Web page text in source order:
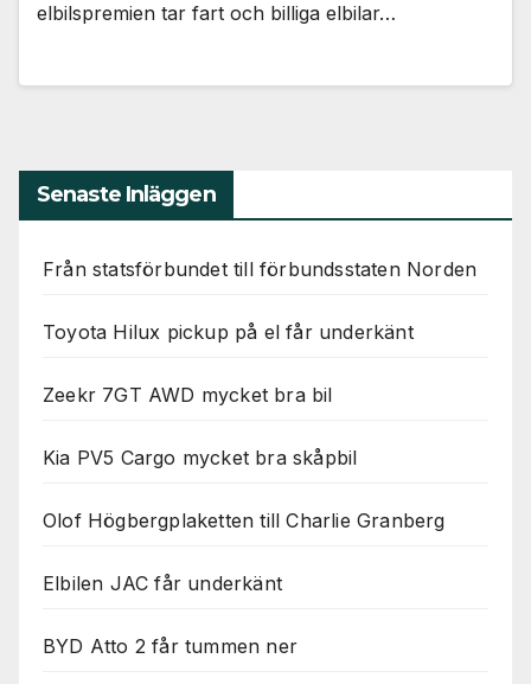
elbilspremien tar fart och billiga elbilar…
Senaste Inläggen
Från statsförbundet till förbundsstaten Norden
Toyota Hilux pickup på el får underkänt
Zeekr 7GT AWD mycket bra bil
Kia PV5 Cargo mycket bra skåpbil
Olof Högbergplaketten till Charlie Granberg
Elbilen JAC får underkänt
BYD Atto 2 får tummen ner